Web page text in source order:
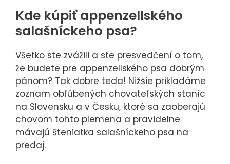
Kde kúpiť appenzellského
salašníckeho psa?
Všetko ste zvážili a ste presvedčení o tom,
že budete pre appenzellského psa dobrým
pánom? Tak dobre teda! Nižšie prikladáme
zoznam obľúbených chovateľských staníc
na Slovensku a v Česku, ktoré sa zaoberajú
chovom tohto plemena a pravidelne
mávajú šteniatka salašníckeho psa na
predaj.